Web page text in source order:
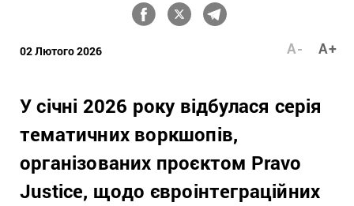
02 Лютого 2026 A+
A-
У січні 2026 року відбулася серія
тематичних воркшопів,
організованих проєктом Pravo
Justice, щодо євроінтеграційних